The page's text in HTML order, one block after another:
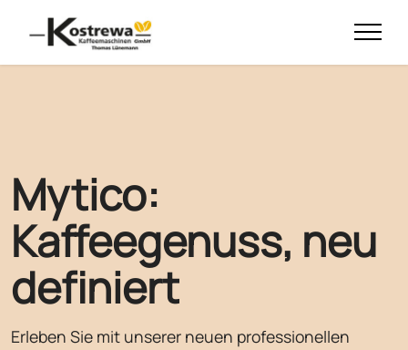
Mytico:
Kaffeegenuss, neu
definiert
Erleben Sie mit unserer neuen professionellen